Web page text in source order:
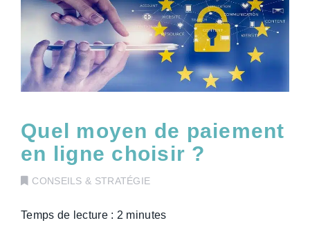
Quel moyen de paiement
en ligne choisir ?
CONSEILS & STRATÉGIE
Temps de lecture : 2 minutes